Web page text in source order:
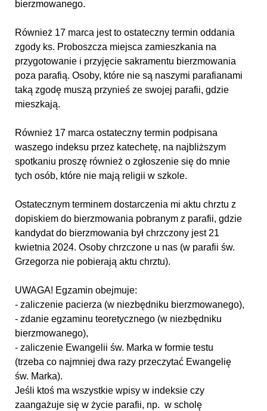
bierzmowanego.
Również 17 marca jest to ostateczny termin oddania
zgody ks. Proboszcza miejsca zamieszkania na
przygotowanie i przyjęcie sakramentu bierzmowania
poza parafią. Osoby, które nie są naszymi parafianami
taką zgodę muszą przynieś ze swojej parafii, gdzie
mieszkają.
Również 17 marca ostateczny termin podpisana
waszego indeksu przez katechetę, na najbliższym
spotkaniu proszę również o zgłoszenie się do mnie
tych osób, które nie mają religii w szkole.
Ostatecznym terminem dostarczenia mi aktu chrztu z
dopiskiem do bierzmowania pobranym z parafii, gdzie
kandydat do bierzmowania był chrzczony jest 21
kwietnia 2024. Osoby chrzczone u nas (w parafii św.
Grzegorza nie pobierają aktu chrztu).
UWAGA! Egzamin obejmuje:
- zaliczenie pacierza (w niezbędniku bierzmowanego),
- zdanie egzaminu teoretycznego (w niezbędniku
bierzmowanego),
- zaliczenie Ewangelii św. Marka w formie testu
(trzeba co najmniej dwa razy przeczytać Ewangelię
św. Marka).
Jeśli ktoś ma wszystkie wpisy w indeksie czy
zaangażuje się w życie parafii, np. w scholę